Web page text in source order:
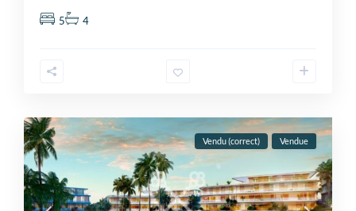
5 4
Vendu (correct) Vendue